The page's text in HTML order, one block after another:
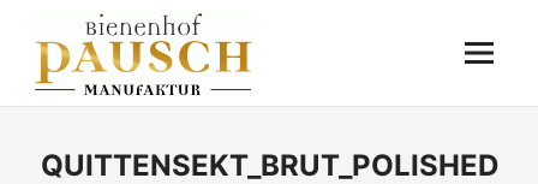
Inhalt
springen
Destillerie
Imkerei
Menü
QUITTENSEKT_BRUT_POLISHED